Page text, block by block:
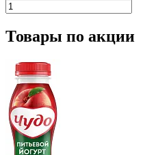
Товары по акции